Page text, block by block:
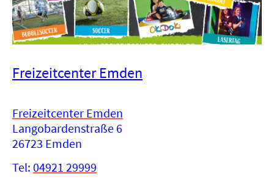
Freizeitcenter Emden
Freizeitcenter Emden
Langobardenstraße 6
26723 Emden
Tel: 04921 29999